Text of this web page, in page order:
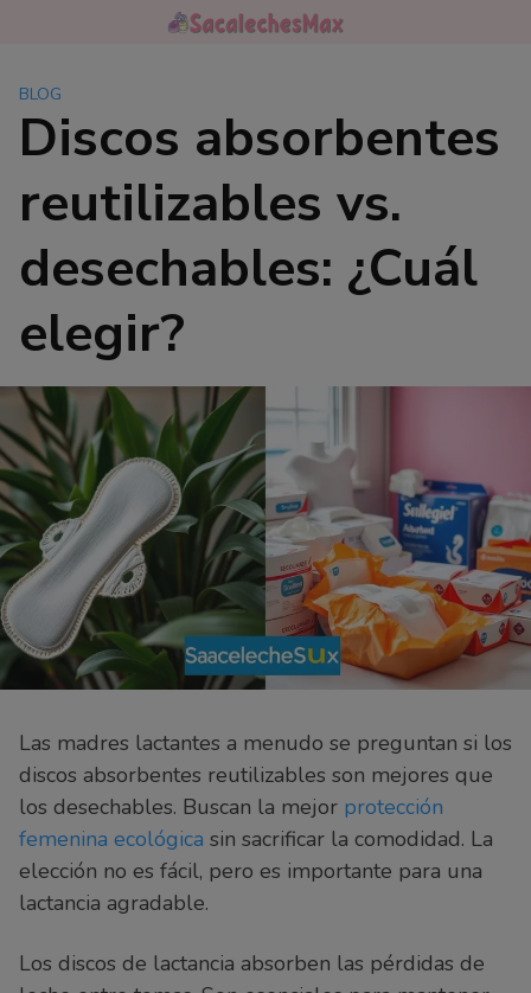
BLOG
Discos absorbentes
reutilizables vs.
desechables: ¿Cuál
elegir?
Las madres lactantes a menudo se preguntan si los
discos absorbentes reutilizables son mejores que
los desechables. Buscan la mejor protección
femenina ecológica sin sacrificar la comodidad. La
elección no es fácil, pero es importante para una
lactancia agradable.
Los discos de lactancia absorben las pérdidas de